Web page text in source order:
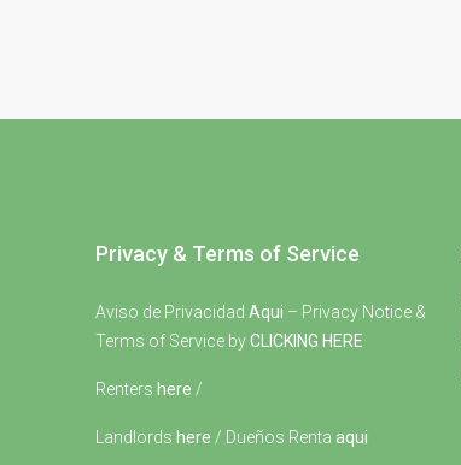
Privacy & Terms of Service
Aviso de Privacidad Aqui – Privacy Notice &
Terms of Service byCLICKING HERE
Renters here /
Landlords here / Dueños Renta aqui